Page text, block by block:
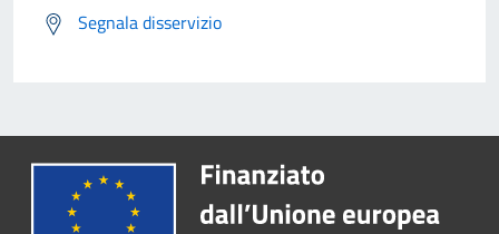
Segnala disservizio